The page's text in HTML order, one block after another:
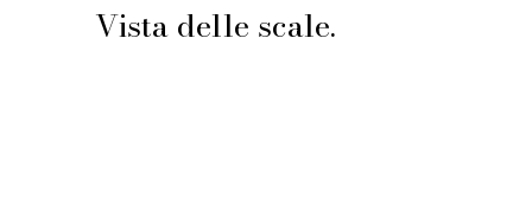
Vista delle scale.